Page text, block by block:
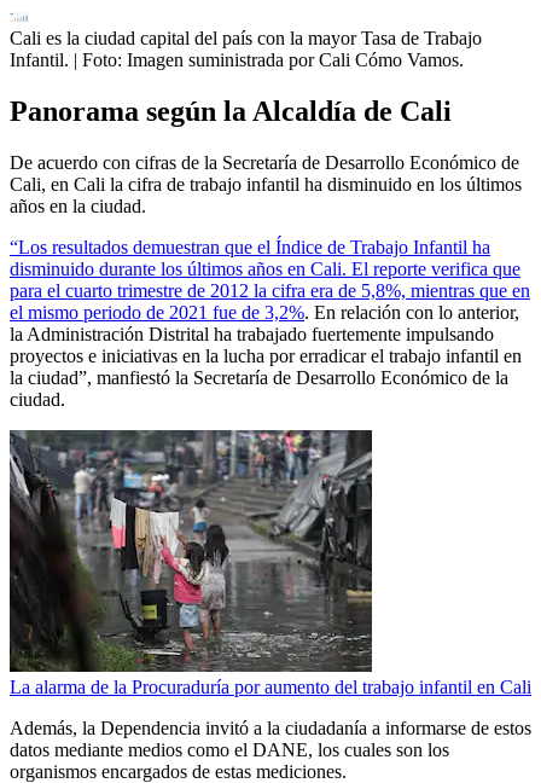
Cali es la ciudad capital del país con la mayor Tasa de Trabajo
Infantil. | Foto: Imagen suministrada por Cali Cómo Vamos.
Panorama según la Alcaldía de Cali
De acuerdo con cifras de la Secretaría de Desarrollo Económico de
Cali, en Cali la cifra de trabajo infantil ha disminuido en los últimos
años en la ciudad.
“Los resultados demuestran que el Índice de Trabajo Infantil ha
disminuido durante los últimos años en Cali. El reporte verifica que
para el cuarto trimestre de 2012 la cifra era de 5,8%, mientras que en
el mismo periodo de 2021 fue de 3,2%. En relación con lo anterior,
la Administración Distrital ha trabajado fuertemente impulsando
proyectos e iniciativas en la lucha por erradicar el trabajo infantil en
la ciudad”, manfiestó la Secretaría de Desarrollo Económico de la
ciudad.
La alarma de la Procuraduría por aumento del trabajo infantil en Cali
Además, la Dependencia invitó a la ciudadanía a informarse de estos
datos mediante medios como el DANE, los cuales son los
organismos encargados de estas mediciones.